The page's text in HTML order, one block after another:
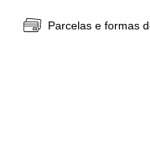
Parcelas e formas